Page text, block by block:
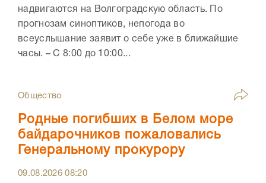
надвигаются на Волгоградскую область. По
прогнозам синоптиков, непогода во
всеуслышание заявит о себе уже в ближайшие
часы. – С 8:00 до 10:00...
Общество
Родные погибших в Белом море
байдарочников пожаловались
Генеральному прокурору
09.08.202608:20